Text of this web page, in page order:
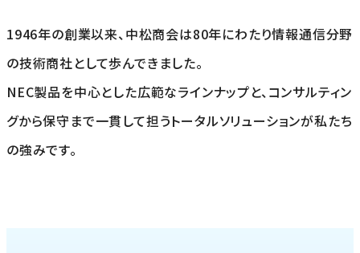
1946年の創業以来、中松商会は80年にわたり情報通信分野
の技術商社として歩んできました。
NEC製品を中心とした広範なラインナップと、コンサルティン
グから保守まで一貫して担うトータルソリューションが私たち
の強みです。